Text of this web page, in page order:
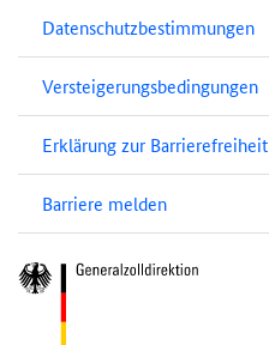
Datenschutzbestimmungen
Versteigerungsbedingungen
Erklärung zur Barrierefreiheit
Barriere melden